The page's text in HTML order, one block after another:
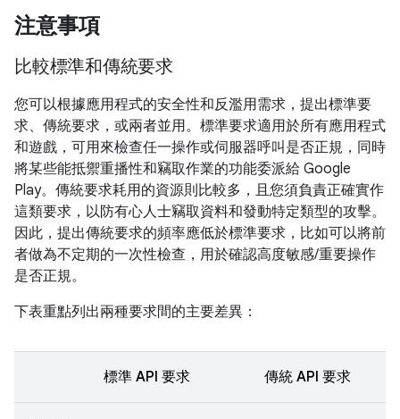
注意事項
比較標準和傳統要求
您可以根據應用程式的安全性和反濫用需求，提出標準要
求、傳統要求，或兩者並用。標準要求適用於所有應用程式
和遊戲，可用來檢查任一操作或伺服器呼叫是否正規，同時
將某些能抵禦重播性和竊取作業的功能委派給 Google
Play。傳統要求耗用的資源則比較多，且您須負責正確實作
這類要求，以防有心人士竊取資料和發動特定類型的攻擊。
因此，提出傳統要求的頻率應低於標準要求，比如可以將前
者做為不定期的一次性檢查，用於確認高度敏感/重要操作
是否正規。
下表重點列出兩種要求間的主要差異：
標準 API 要求 傳統 API 要求